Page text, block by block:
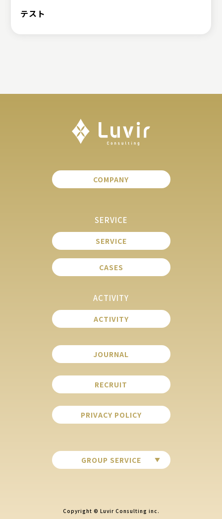
テスト
COMPANY
SERVICE
SERVICE
CASES
ACTIVITY
ACTIVITY
JOURNAL
RECRUIT
PRIVACY POLICY
GROUP SERVICE
Copyright © Luvir Consulting inc.